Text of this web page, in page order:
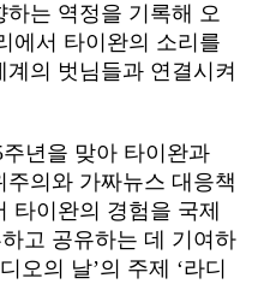
는 역정을 기록해 오
에서 타이완의 소리를
의 벗님들과 연결시켜
년을 맞아 타이완과
의와 가짜뉴스 대응책
타이완의 경험을 국제
고 공유하는 데 기여하
오의 날’의 주제 ‘라디